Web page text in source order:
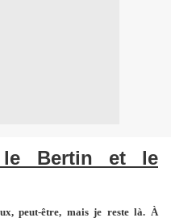
le Bertin et le
peut-être, mais je reste là. À